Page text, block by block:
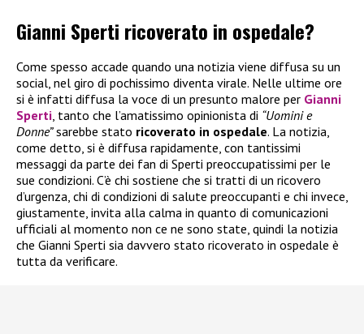
Gianni Sperti ricoverato in ospedale?
Come spesso accade quando una notizia viene diffusa su un
social, nel giro di pochissimo diventa virale. Nelle ultime ore
si è infatti diffusa la voce di un presunto malore per Gianni
Sperti , tanto che l’amatissimo opinionista di “Uomini e
Donne”sarebbe stato ricoverato in ospedale. La notizia,
come detto, si è diffusa rapidamente, con tantissimi
messaggi da parte dei fan di Sperti preoccupatissimi per le
sue condizioni. C’è chi sostiene che si tratti di un ricovero
d’urgenza, chi di condizioni di salute preoccupanti e chi invece,
giustamente, invita alla calma in quanto di comunicazioni
ufficiali al momento non ce ne sono state, quindi la notizia
che Gianni Sperti sia davvero stato ricoverato in ospedale è
tutta da verificare.